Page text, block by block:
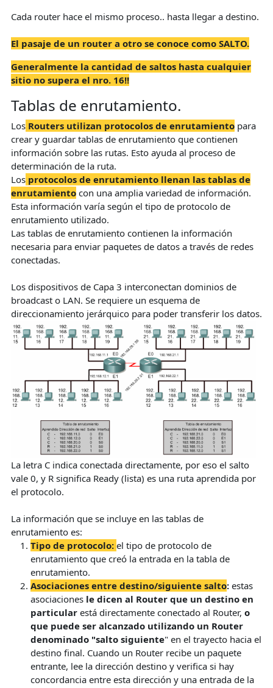
Cada router hace el mismo proceso.. hasta llegar a destino.
El pasaje de un router a otro se conoce como SALTO.
Generalmente la cantidad de saltos hasta cualquier
sitio no supera el nro. 16!!
Tablas de enrutamiento.
Los Routers utilizan protocolos de enrutamiento para
crear y guardar tablas de enrutamiento que contienen
información sobre las rutas. Esto ayuda al proceso de
determinación de la ruta.
Los protocolos de enrutamiento llenan las tablas de
enrutamiento con una amplia variedad de información.
Esta información varía según el tipo de protocolo de
enrutamiento utilizado.
Las tablas de enrutamiento contienen la información
necesaria para enviar paquetes de datos a través de redes
conectadas.
Los dispositivos de Capa 3 interconectan dominios de
broadcast o LAN. Se requiere un esquema de
direccionamiento jerárquico para poder transferir los datos.
La letra C indica conectada directamente, por eso el salto
vale 0, y R significa Ready (lista) es una ruta aprendida por
el protocolo.
La información que se incluye en las tablas de
enrutamiento es:
Tipo de protocolo: el tipo de protocolo de
enrutamiento que creó la entrada en la tabla de
enrutamiento.
Asociaciones entre destino/siguiente salto: estas
asociaciones le dicen al Router que un destino en
particular está directamente conectado al Router, o
que puede ser alcanzado utilizando un Router
denominado "salto siguiente" en el trayecto hacia el
destino final. Cuando un Router recibe un paquete
entrante, lee la dirección destino y verifica si hay
concordancia entre esta dirección y una entrada de la